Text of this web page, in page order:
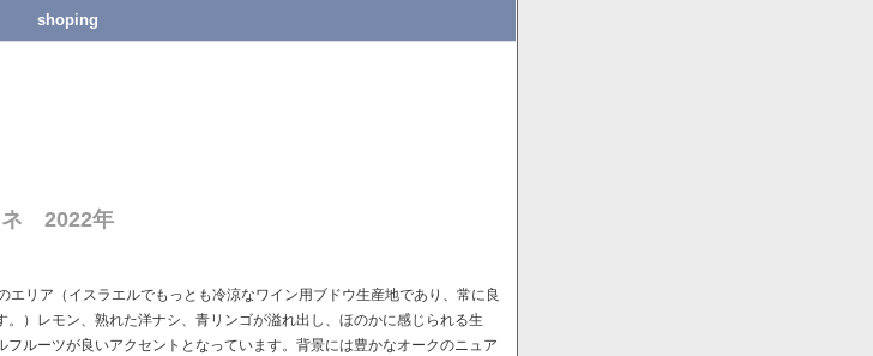
shoping
2022年
エリア（イスラエルでもっとも冷涼なワイン用ブドウ生産地であり、常に良
。）レモン、熟れた洋ナシ、青リンゴが溢れ出し、ほのかに感じられる生
フルーツが良いアクセントとなっています。背景には豊かなオークのニュア